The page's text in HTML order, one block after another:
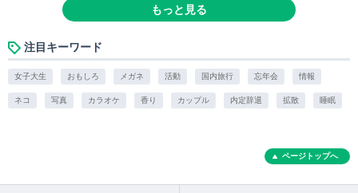
もっと見る
注目キーワード
女子大生 おもしろ メガネ 活動 国内旅行 忘年会 情報
ネコ 写真 カラオケ 香り カップル 内定辞退 拡散 睡眠
ページトップへ